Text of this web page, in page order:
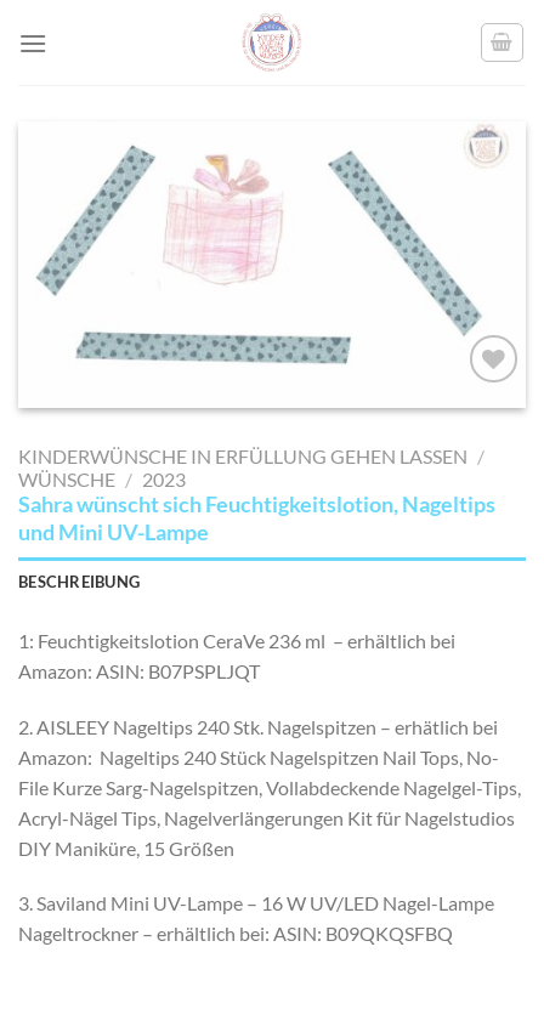
AUF MEINE
SETZEN
KINDERWÜNSCHE IN ERFÜLLUNG GEHEN LASSEN /
WÜNSCHE / 2023
Sahra wünscht sich Feuchtigkeitslotion, Nageltips
und Mini UV-Lampe
BESCHREIBUNG
1: Feuchtigkeitslotion CeraVe 236 ml – erhältlich bei
Amazon: ASIN: B07PSPLJQT
2. AISLEEY Nageltips 240 Stk. Nagelspitzen – erhätlich bei
Amazon: Nageltips 240 Stück Nagelspitzen Nail Tops, No-
File Kurze Sarg-Nagelspitzen, Vollabdeckende Nagelgel-Tips,
Acryl-Nägel Tips, Nagelverlängerungen Kit für Nagelstudios
DIY Maniküre, 15 Größen
3. Saviland Mini UV-Lampe – 16 W UV/LED Nagel-Lampe
Nageltrockner – erhältlich bei: ASIN: B09QKQSFBQ